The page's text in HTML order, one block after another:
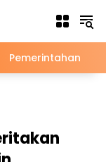
Pemerintahan